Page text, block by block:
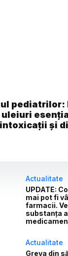
pediatrilor:
intoxicații și
Actualitate
UPDATE:
mai pot fi
farmacii.
substanța
Actualitate
Greva din